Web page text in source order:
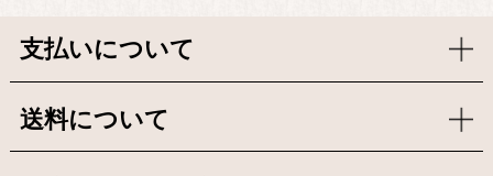
支払いについて
送料について